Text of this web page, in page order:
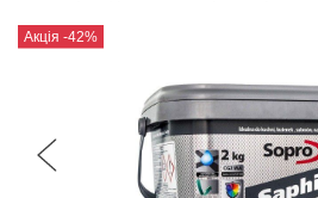
Акція -42%